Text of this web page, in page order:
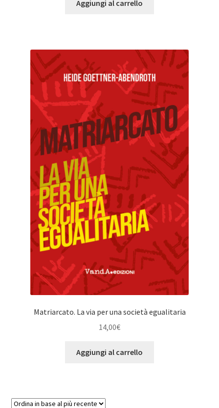
Aggiungi al carrello
Matriarcato. La via per una società egualitaria
14,00€
Aggiungi al carrello